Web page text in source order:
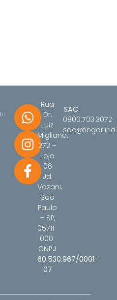
SAC:
0800.703.3072
Rua
Dr.
Luiz
Migliano,
272 –
Loja
06
Jd.
Vazani,
São
Paulo
– SP,
05711-
000
CNPJ
60.530.967/0001-
07